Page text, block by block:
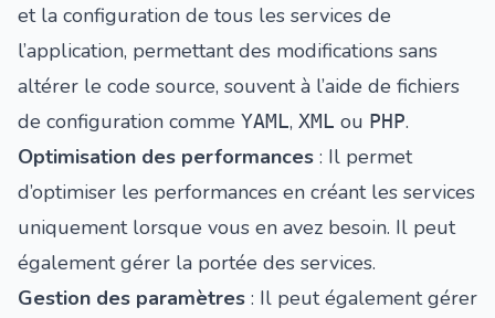
et la configuration de tous les services de
l’application, permettant des modifications sans
altérer le code source, souvent à l’aide de fichiers
de configuration comme YAML, XML ou PHP.
Optimisation des performances : Il permet
d’optimiser les performances en créant les services
uniquement lorsque vous en avez besoin. Il peut
également gérer la portée des services.
Gestion des paramètres : Il peut également gérer